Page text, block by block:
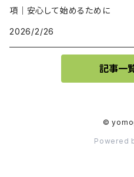
項｜安心して始めるために
2026/2/26
記事一
©
Powered